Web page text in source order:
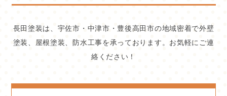
長田塗装は、宇佐市・中津市・豊後高田市の地域密着で外壁
塗装、屋根塗装、防水工事を承っております。お気軽にご連
絡ください！